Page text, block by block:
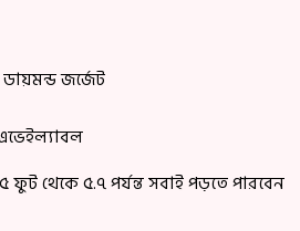
জর্জেট
ফুট থেকে ৫.৭ পর্যন্ত সবাই পড়তে পারবেন